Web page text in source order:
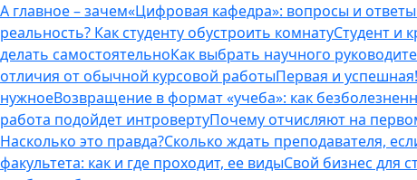
А главное – зачем«Цифровая кафедра»: вопросы и ответы
реальность? Как студенту обустроить комнатуСтудент и
делать самостоятельноКак выбрать научного
отличия от обычной курсовой работыПервая и
нужноеВозвращение в формат «учеба»: как
работа подойдет интровертуПочему отчисляют на
Насколько это правда?Сколько ждать преподавателя,
факультета: как и где проходит, ее видыСвой бизнес для